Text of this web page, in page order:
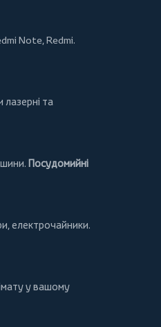
Note, Redmi.
лазерні та
. Посудомийні
,електрочайники.
у вашому